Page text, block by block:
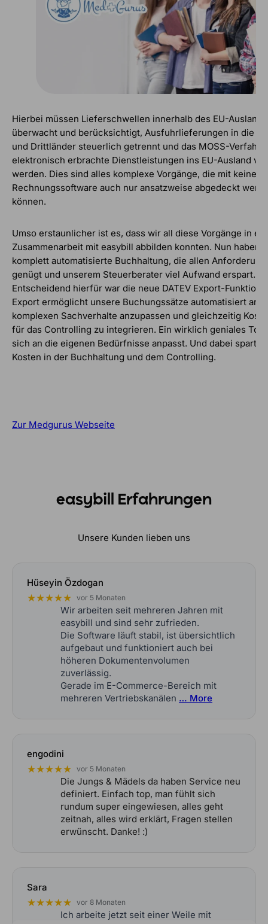
Hierbei müssen Lieferschwellen innerhalb des EU-Auslands
überwacht und berücksichtigt, Ausfuhrlieferungen in die
und Drittländer steuerlich getrennt und das MOSS-
elektronisch erbrachte Dienstleistungen ins EU-Ausland
werden. Dies sind alles komplexe Vorgänge, die mit keiner
Rechnungssoftware auch nur ansatzweise abgedeckt
können.
Umso erstaunlicher ist es, dass wir all diese Vorgänge in
Zusammenarbeit mit easybill abbilden konnten. Nun haben
komplett automatisierte Buchhaltung, die allen
genügt und unserem Steuerberater viel Aufwand erspart.
Entscheidend hierfür war die neue DATEV Export-Funktion.
Export ermöglicht unsere Buchungssätze automatisiert an
komplexen Sachverhalte anzupassen und gleichzeitig
für das Controlling zu integrieren. Ein wirklich geniales
sich an die eigenen Bedürfnisse anpasst. Und dabei spart
Kosten in der Buchhaltung und dem Controlling.
Zur Medgurus Webseite
easybill Erfahrungen
Unsere Kunden lieben uns
Hüseyin Özdogan
★★★★★ vor 5 Monaten
Wir arbeiten seit mehreren Jahren mit
easybill und sind sehr zufrieden.
Die Software läuft stabil, ist übersichtlich
aufgebaut und funktioniert auch bei
höheren Dokumentenvolumen
zuverlässig.
Gerade im E-Commerce-Bereich mit
mehreren Vertriebskanälen … More
engodini
★★★★★ vor 5 Monaten
Die Jungs & Mädels da haben Service neu
definiert. Einfach top, man fühlt sich
rundum super eingewiesen, alles geht
zeitnah, alles wird erklärt, Fragen stellen
erwünscht. Danke! :)
Sara
★★★★★ vor 8 Monaten
Ich arbeite jetzt seit einer Weile mit